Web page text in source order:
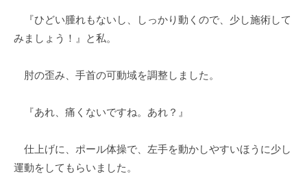
『ひどい腫れもないし、しっかり動くので、少し施術して
みましょう！』と私。
肘の歪み、手首の可動域を調整しました。
『あれ、痛くないですね。あれ？』
仕上げに、ポール体操で、左手を動かしやすいほうに少し
運動をしてもらいました。